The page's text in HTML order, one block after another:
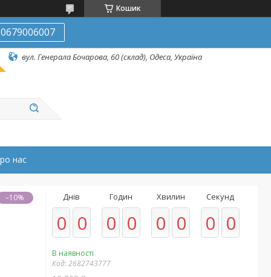
Кошик
вул. Генерала Бочарова, 60 (склад), Одеса, Україна
нас
–10% Днів
0 0
Годин
0 0
Хвилин
0 0
Секунд
0 0
В наявності
Код:2682743777